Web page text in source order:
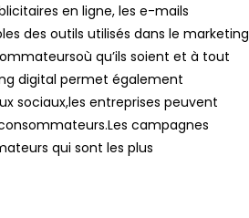
en ligne, les e-mails
des outils utilisés dans le marketing
qu’ils soient et à tout
digital permet également
sociaux,les entreprises peuvent
campagnes
qui sont les plus